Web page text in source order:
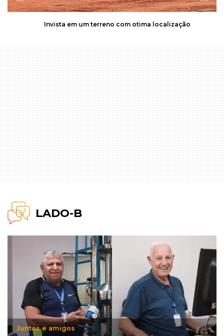
Aquarela Condomínio Clube | 65,61 m² de Conforto e
LADO-B
Juntos e amigos